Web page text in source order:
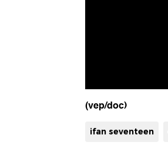
(vep/doc)
ifan seventeen